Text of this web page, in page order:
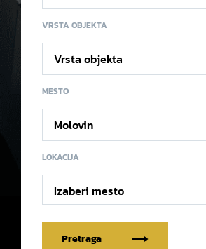
VRSTA OBJEKTA
MESTO
LOKACIJA
Izaberi mesto
Pretraga